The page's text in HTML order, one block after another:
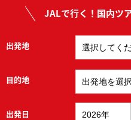
JALで行く！国内ツ
出発地
目的地
出発日